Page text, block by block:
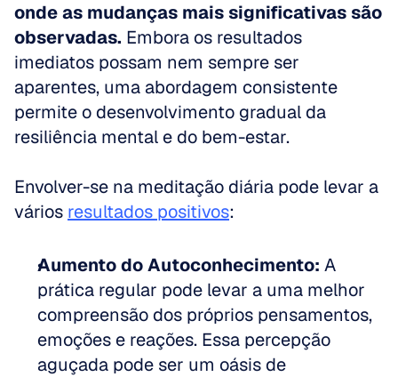
onde as mudanças mais significativas são
observadas. Embora os resultados
imediatos possam nem sempre ser
aparentes, uma abordagem consistente
permite o desenvolvimento gradual da
resiliência mental e do bem-estar.
Envolver-se na meditação diária pode levar a
vários resultados positivos:
Aumento do Autoconhecimento: A
prática regular pode levar a uma melhor
compreensão dos próprios pensamentos,
emoções e reações. Essa percepção
aguçada pode ser um oásis de